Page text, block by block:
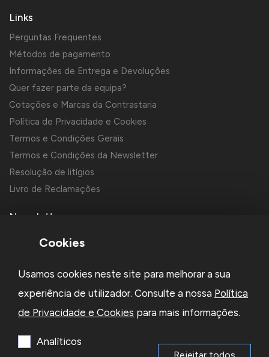
Links
Perguntas Frequentes
Métodos de pagamento
Informações de Entrega e Devoluções
Quer fazer parte da equipa?
Cotações e Marcas da Contrastaria
Política de Privacidade e Cookies
Termos e Condições Gerais
Termos e Condições da Newsletter
Resolução de litígios
Livro de Reclamações
Newsletter
Li e aceito aPolítica de Privacidadee os Termos e Condições
Cookies
Usamos cookies neste site para melhorar a sua
experiência de utilizador. Consulte a nossa Política
de Privacidade e Cookies para mais informações.
Analíticos